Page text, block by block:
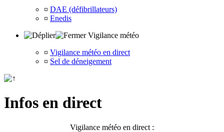
¤ DAE (défibrillateurs)
¤ Enedis
Vigilance météo
¤ Vigilance météo en direct
¤ Sel de déneigement
Infos en direct
Vigilance météo en direct :